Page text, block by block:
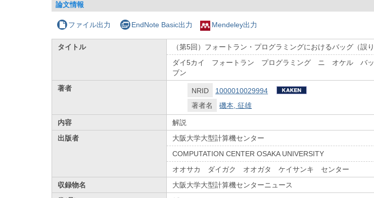
論文情報
ファイル出力 EndNote Basic出力 Mendeley出力
タイトル
（第5回）フォートラン・プログラミングにおけるバッグ（誤
ダイ5カイ フォートラン プログラミング ニ オケル
ブン
著者
NRID
1000010029994
著者名
磯本, 征雄
内容
解説
出版者
大阪大学大型計算機センター
COMPUTATION CENTER OSAKA UNIVERSITY
オオサカ ダイガク オオガタ ケイサンキ センター
収録物名
大阪大学大型計算機センターニュース